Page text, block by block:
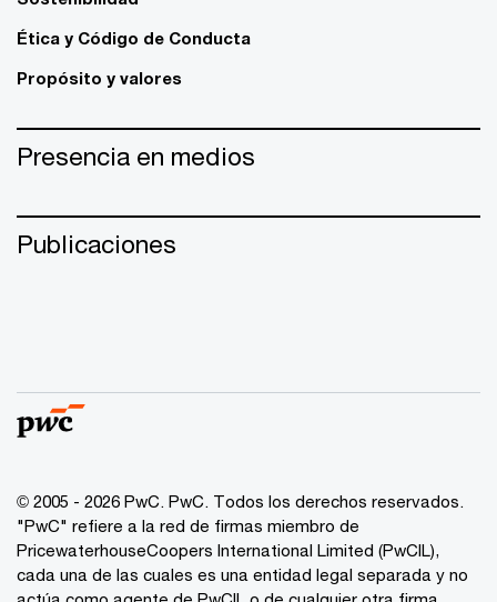
Ética y Código de Conducta
Propósito y valores
Presencia en medios
Publicaciones
© 2005 - 2026 PwC. PwC. Todos los derechos reservados.
"PwC" refiere a la red de firmas miembro de
PricewaterhouseCoopers International Limited (PwCIL),
cada una de las cuales es una entidad legal separada y no